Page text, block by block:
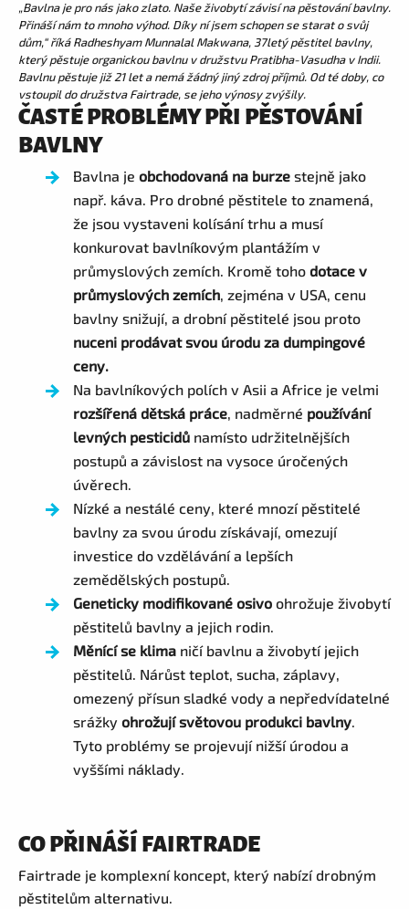
„Bavlna je pro nás jako zlato. Naše živobytí závisí na pěstování bavlny.
Přináší nám to mnoho výhod. Díky ní jsem schopen se starat o svůj
dům,“ říká Radheshyam Munnalal Makwana, 37letý pěstitel bavlny,
který pěstuje organickou bavlnu v družstvu Pratibha-Vasudha v Indii.
Bavlnu pěstuje již 21 let a nemá žádný jiný zdroj příjmů. Od té doby, co
vstoupil do družstva Fairtrade, se jeho výnosy zvýšily.
ČASTÉ PROBLÉMY PŘI PĚSTOVÁNÍ
BAVLNY
Bavlna je obchodovaná na burze stejně jako
např. káva. Pro drobné pěstitele to znamená,
že jsou vystaveni kolísání trhu a musí
konkurovat bavlníkovým plantážím v
průmyslových zemích. Kromě toho dotace v
průmyslových zemích, zejména v USA, cenu
bavlny snižují, a drobní pěstitelé jsou proto
nuceni prodávat svou úrodu za dumpingové
ceny.
Na bavlníkových polích v Asii a Africe je velmi
rozšířená dětská práce, nadměrné používání
levných pesticidů namísto udržitelnějších
postupů a závislost na vysoce úročených
úvěrech.
Nízké a nestálé ceny, které mnozí pěstitelé
bavlny za svou úrodu získávají, omezují
investice do vzdělávání a lepších
zemědělských postupů.
Geneticky modifikované osivo ohrožuje živobytí
pěstitelů bavlny a jejich rodin.
Měnící se klima ničí bavlnu a živobytí jejich
pěstitelů. Nárůst teplot, sucha, záplavy,
omezený přísun sladké vody a nepředvídatelné
srážky ohrožují světovou produkci bavlny.
Tyto problémy se projevují nižší úrodou a
vyššími náklady.
CO PŘINÁŠÍ FAIRTRADE
Fairtrade je komplexní koncept, který nabízí drobným
pěstitelům alternativu.